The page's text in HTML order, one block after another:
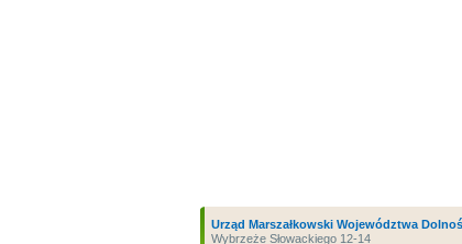
Urząd Marszałkowski Województwa
Wybrzeże Słowackiego 12-14